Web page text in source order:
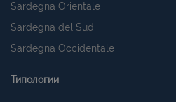
Sardegna Orientale
Sardegna del Sud
Sardegna Occidentale
Типологии